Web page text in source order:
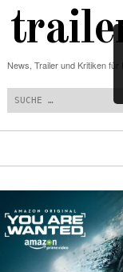
News, Trailer und Kritiken